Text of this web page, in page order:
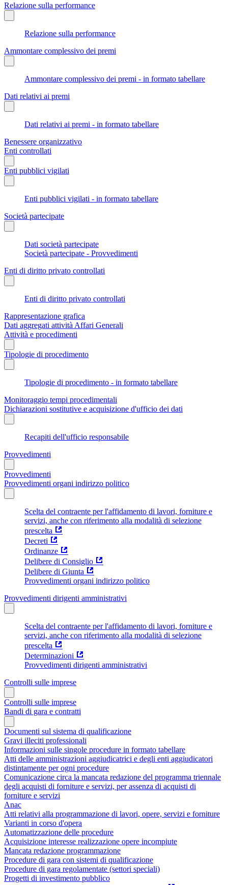
Relazione sulla performance
Relazione sulla performance
Ammontare complessivo dei premi
Ammontare complessivo dei premi - in formato tabellare
Dati relativi ai premi
Dati relativi ai premi - in formato tabellare
Benessere organizzativo
Enti controllati
Enti pubblici vigilati
Enti pubblici vigilati - in formato tabellare
Società partecipate
Dati società partecipate
Società partecipate - Provvedimenti
Enti di diritto privato controllati
Enti di diritto privato controllati
Rappresentazione grafica
Dati aggregati attività Affari Generali
Attività e procedimenti
Tipologie di procedimento
Tipologie di procedimento - in formato tabellare
Monitoraggio tempi procedimentali
Dichiarazioni sostitutive e acquisizione d'ufficio dei dati
Recapiti dell'ufficio responsabile
Provvedimenti
Provvedimenti
Provvedimenti organi indirizzo politico
Scelta del contraente per l'affidamento di lavori, forniture e
servizi, anche con riferimento alla modalità di selezione
prescelta
Decreti
Ordinanze
Delibere di Consiglio
Delibere di Giunta
Provvedimenti organi indirizzo politico
Provvedimenti dirigenti amministrativi
Scelta del contraente per l'affidamento di lavori, forniture e
servizi, anche con riferimento alla modalità di selezione
prescelta
Determinazioni
Provvedimenti dirigenti amministrativi
Controlli sulle imprese
Controlli sulle imprese
Bandi di gara e contratti
Documenti sul sistema di qualificazione
Gravi illeciti professionali
Informazioni sulle singole procedure in formato tabellare
Atti delle amministrazioni aggiudicatrici e degli enti aggiudicatori
distintamente per ogni procedure
Comunicazione circa la mancata redazione del programma triennale
degli acquisti di forniture e servizi, per assenza di acquisti di
forniture e servizi
Anac
Atti relativi alla programmazione di lavori, opere, servizi e forniture
Varianti in corso d'opera
Automatizzazione delle procedure
Acquisizione interesse realizzazione opere incompiute
Mancata redazione programmazione
Procedure di gara con sistemi di qualificazione
Procedure di gara regolamentate (settori speciali)
Progetti di investimento pubblico